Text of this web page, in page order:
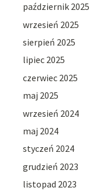
październik 2025
wrzesień 2025
sierpień 2025
lipiec 2025
czerwiec 2025
maj 2025
wrzesień 2024
maj 2024
styczeń 2024
grudzień 2023
listopad 2023